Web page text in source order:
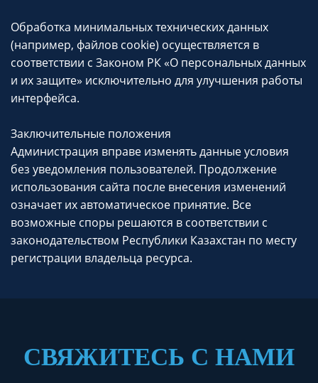
Обработка минимальных технических данных
(например, файлов cookie) осуществляется в
соответствии с Законом РК «О персональных данных
и их защите» исключительно для улучшения работы
интерфейса.
Заключительные положения
Администрация вправе изменять данные условия
без уведомления пользователей. Продолжение
использования сайта после внесения изменений
означает их автоматическое принятие. Все
возможные споры решаются в соответствии с
законодательством Республики Казахстан по месту
регистрации владельца ресурса.
СВЯЖИТЕСЬ С НАМИ